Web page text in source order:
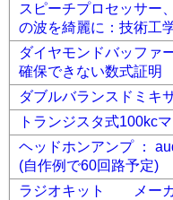
スピーチプロセッサー
の波を綺麗に：技術工
ダイヤモンドバッフ
確保できない数式証明
ダブルバランスドミキ
トランジスタ式100kc
ヘッドホンアンプ ：
(自作例で60回路予定)
ラジオキット メーカ